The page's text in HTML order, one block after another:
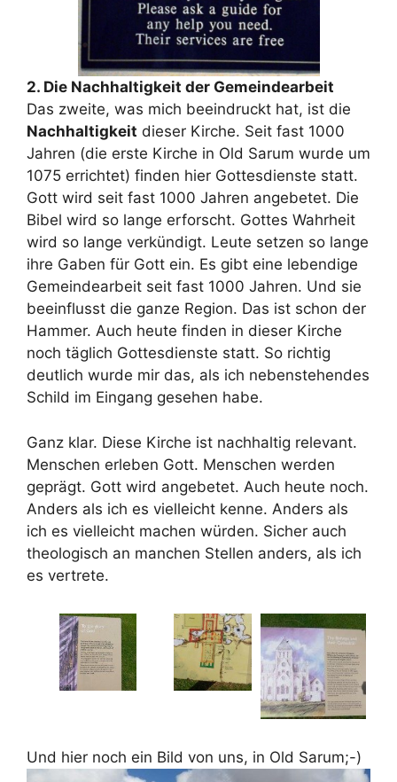
2. Die Nachhaltigkeit der Gemeindearbeit
Das zweite, was mich beeindruckt hat, ist die
Nachhaltigkeit dieser Kirche. Seit fast 1000
Jahren (die erste Kirche in Old Sarum wurde um
1075 errichtet) finden hier Gottesdienste statt.
Gott wird seit fast 1000 Jahren angebetet. Die
Bibel wird so lange erforscht. Gottes Wahrheit
wird so lange verkündigt. Leute setzen so lange
ihre Gaben für Gott ein. Es gibt eine lebendige
Gemeindearbeit seit fast 1000 Jahren. Und sie
beeinflusst die ganze Region. Das ist schon der
Hammer. Auch heute finden in dieser Kirche
noch täglich Gottesdienste statt. So richtig
deutlich wurde mir das, als ich nebenstehendes
Schild im Eingang gesehen habe.
Ganz klar. Diese Kirche ist nachhaltig relevant.
Menschen erleben Gott. Menschen werden
geprägt. Gott wird angebetet. Auch heute noch.
Anders als ich es vielleicht kenne. Anders als
ich es vielleicht machen würden. Sicher auch
theologisch an manchen Stellen anders, als ich
es vertrete.
Und hier noch ein Bild von uns, in Old Sarum;-)